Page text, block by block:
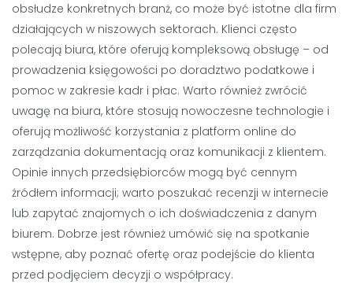
obsłudze konkretnych branż, co może być istotne dla firm
działających w niszowych sektorach. Klienci często
polecają biura, które oferują kompleksową obsługę – od
prowadzenia księgowości po doradztwo podatkowe i
pomoc w zakresie kadr i płac. Warto również zwrócić
uwagę na biura, które stosują nowoczesne technologie i
oferują możliwość korzystania z platform online do
zarządzania dokumentacją oraz komunikacji z klientem.
Opinie innych przedsiębiorców mogą być cennym
źródłem informacji; warto poszukać recenzji w internecie
lub zapytać znajomych o ich doświadczenia z danym
biurem. Dobrze jest również umówić się na spotkanie
wstępne, aby poznać ofertę oraz podejście do klienta
przed podjęciem decyzji o współpracy.